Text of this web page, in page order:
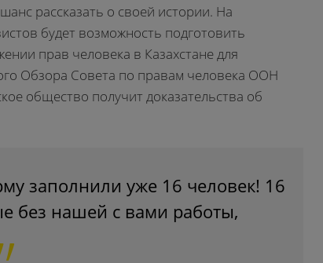
рассказать о своей истории. На
будет возможность подготовить
прав человека в Казахстане для
Обзора Совета по правам человека ООН
общество получит доказательства об
заполнили уже 16 человек! 16
без нашей с вами работы,